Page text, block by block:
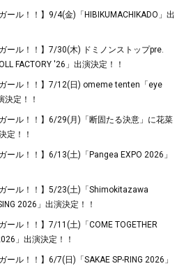
ール！！】9/4(金)「HIBIKUMACHIKADO」出
ール！！】7/30(木) ドミノンストップpre.
FACTORY '26」出演決定！！
ガール！！】7/12(日) omeme tenten「eye
決定！！
ガール！！】6/29(月)「断固たる決意」に花菜
定！！
ール！！】6/13(土)「Pangea EXPO 2026」
ガール！！】5/23(土)「Shimokitazawa
2026」出演決定！！
ール！！】7/11(土)「COME TOGETHER
」出演決定！！
ール！！】6/7(日)「SAKAE SP-RING 2026」